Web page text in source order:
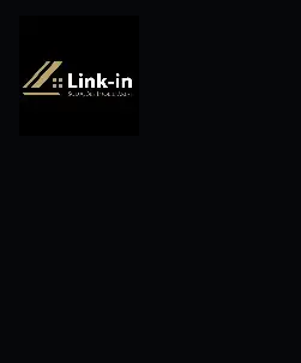
Casa
Bella Vista